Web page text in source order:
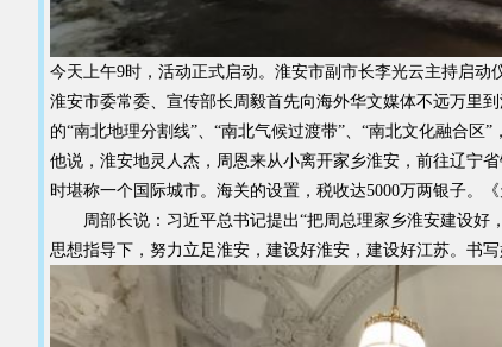
今天上午9时，活动正式启动。淮安市副市长李光云主持启动
淮安市委常委、宣传部长周毅首先向海外华文媒体不远万里
的“南北地理分割线”、“南北气候过渡带”、“南北文化融合区
他说，淮安地灵人杰，周恩来从小离开家乡淮安，前往辽宁
时堪称一个国际城市。海关的设置，税收达5000万两银子。
周部长说：习近平总书记提出“把周总理家乡淮安建设好，
思想指导下，努力立足淮安，建设好淮安，建设好江苏。书写